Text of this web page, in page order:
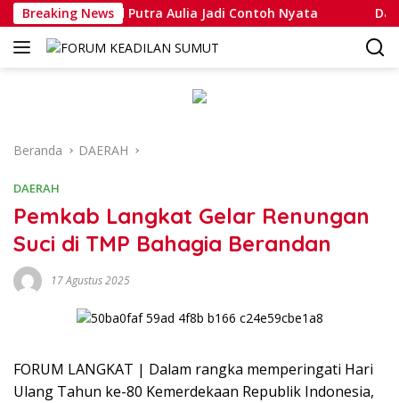
Langsung
ke
konten
Breaking News
Muhammad Putra Aulia Jadi Contoh Nyata
Beranda DAERAH
DAERAH
Pemkab Langkat Gelar Renungan
Suci di TMP Bahagia Berandan
17 Agustus 2025
FORUM LANGKAT | Dalam rangka memperingati Hari
Ulang Tahun ke-80 Kemerdekaan Republik Indonesia,